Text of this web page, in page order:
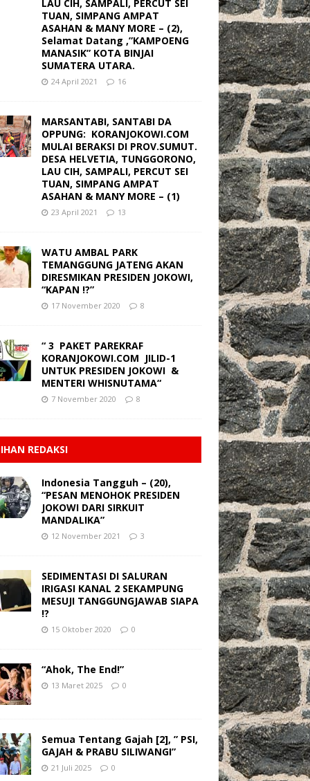
LAU CIH, SAMPALI, PERCUT SEI
TUAN, SIMPANG AMPAT
ASAHAN & MANY MORE – (2),
Selamat Datang ,”KAMPOENG
MANASIK” KOTA BINJAI
SUMATERA UTARA.
24 April 2021 16
MARSANTABI, SANTABI DA
OPPUNG: KORANJOKOWI.COM
MULAI BERAKSI DI PROV.SUMUT.
DESA HELVETIA, TUNGGORONO,
LAU CIH, SAMPALI, PERCUT SEI
TUAN, SIMPANG AMPAT
ASAHAN & MANY MORE – (1)
23 April 2021 13
WATU AMBAL PARK
TEMANGGUNG JATENG AKAN
DIRESMIKAN PRESIDEN JOKOWI,
“KAPAN !?”
17 November 2020 8
“ 3 PAKET PAREKRAF
KORANJOKOWI.COM JILID-1
UNTUK PRESIDEN JOKOWI &
MENTERI WHISNUTAMA“
7 November 2020 8
REDAKSI
Indonesia Tangguh – (20),
“PESAN MENOHOK PRESIDEN
JOKOWI DARI SIRKUIT
MANDALIKA”
12 November 2021 3
SEDIMENTASI DI SALURAN
IRIGASI KANAL 2 SEKAMPUNG
MESUJI TANGGUNGJAWAB SIAPA
!?
15 Oktober 2020 0
“Ahok, The End!”
13 Maret 2025 0
Semua Tentang Gajah [2], ” PSI,
GAJAH & PRABU SILIWANGI”
21 Juli 2025 0